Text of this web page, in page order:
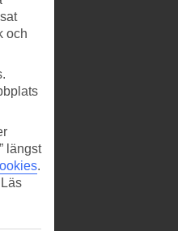
och
längst
.